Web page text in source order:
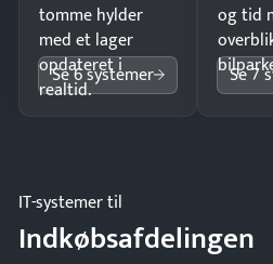
tomme hylder
med et lager
opdateret i
realtid.
Se 6 systemer
og tid
Se 7
IT-systemer til
Indkøbsafdelingen